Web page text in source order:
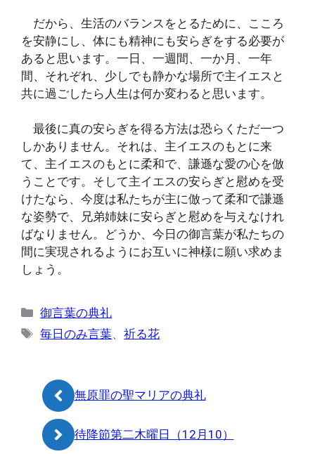
だから、生活のバランスをとるために、こころ
を安静にし、体にも精神にも安らぎをする必要が
あると思います。一日、一週間、一か月、一年
間、それぞれ、少しでも静かな場所で主イエスと
共に過ごしたら人生は何か変わると思います。
最後に真の安らぎを得る方法は恐らくただ一つ
しかありません。それは、主イエスのもとに来
て、主イエスのもとに柔和で、謙遜な愛の心を倣
うことです。そして主イエスの安らぎと慰めを受
けたなら、今度は私たちが主に倣って柔和で謙遜
な姿勢で、兄弟姉妹に安らぎと慰めを与えなけれ
ばなりません。どうか、今日の御言葉が私たちの
間に実現されるようにお互いに神様に願い求めま
しょう。
カ
テ
ー
御言葉の典礼
タ
毎日のみ言葉、祈る花
無原罪の聖マリアの典礼
待降節第二木曜日（12月10）